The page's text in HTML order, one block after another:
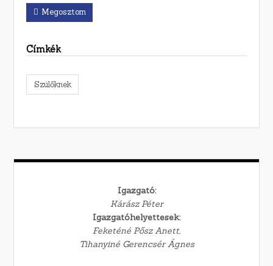
Megosztom
Címkék
Szülőknek
Igazgató:
Kárász Péter
Igazgatóhelyettesek:
Feketéné Pősz Anett,
Tihanyiné Gerencsér Ágnes